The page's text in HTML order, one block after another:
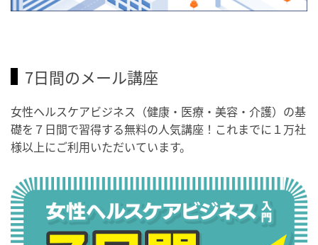
7日間のメール講座
女性ヘルスケアビジネス（健康・医療・美容・介護）の基
礎を７日間で習得する無料の人気講座！これまでに１万社
様以上にご利用いただいています。